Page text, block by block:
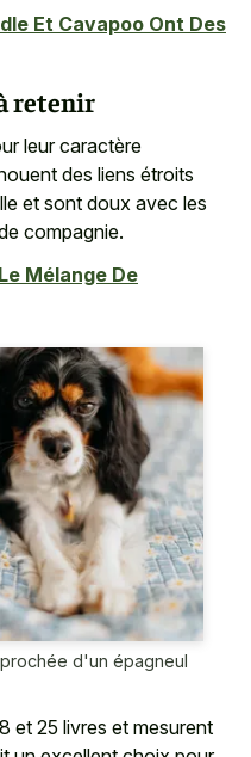
Et Cavapoo Ont Des
retenir
leur caractère
des liens étroits
et sont doux avec les
compagnie.
Mélange De
d'un épagneul
et 25 livres et mesurent